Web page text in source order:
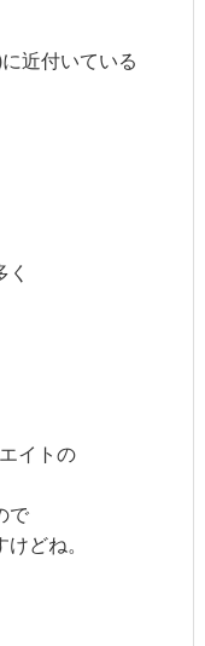
近付いている
イトの
で
どね。